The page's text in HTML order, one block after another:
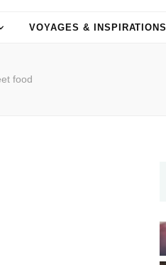
VOYAGES & INSPIRATIONS
food